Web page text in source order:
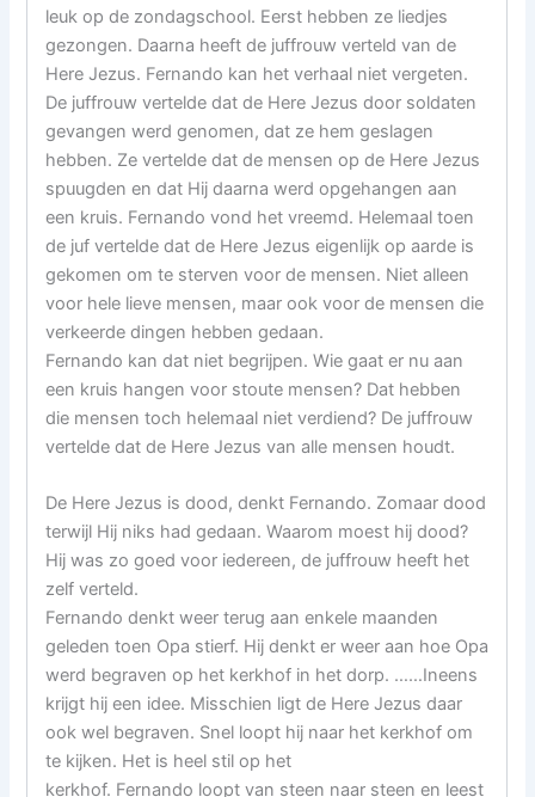
leuk op de zondagschool. Eerst hebben ze liedjes
gezongen. Daarna heeft de juffrouw verteld van de
Here Jezus. Fernando kan het verhaal niet vergeten.
De juffrouw vertelde dat de Here Jezus door soldaten
gevangen werd genomen, dat ze hem geslagen
hebben. Ze vertelde dat de mensen op de Here Jezus
spuugden en dat Hij daarna werd opgehangen aan
een kruis. Fernando vond het vreemd. Helemaal toen
de juf vertelde dat de Here Jezus eigenlijk op aarde is
gekomen om te sterven voor de mensen. Niet alleen
voor hele lieve mensen, maar ook voor de mensen die
verkeerde dingen hebben gedaan.
Fernando kan dat niet begrijpen. Wie gaat er nu aan
een kruis hangen voor stoute mensen? Dat hebben
die mensen toch helemaal niet verdiend? De juffrouw
vertelde dat de Here Jezus van alle mensen houdt.
De Here Jezus is dood, denkt Fernando. Zomaar dood
terwijl Hij niks had gedaan. Waarom moest hij dood?
Hij was zo goed voor iedereen, de juffrouw heeft het
zelf verteld.
Fernando denkt weer terug aan enkele maanden
geleden toen Opa stierf. Hij denkt er weer aan hoe Opa
werd begraven op het kerkhof in het dorp. ……Ineens
krijgt hij een idee. Misschien ligt de Here Jezus daar
ook wel begraven. Snel loopt hij naar het kerkhof om
te kijken. Het is heel stil op het
kerkhof. Fernando loopt van steen naar steen en leest